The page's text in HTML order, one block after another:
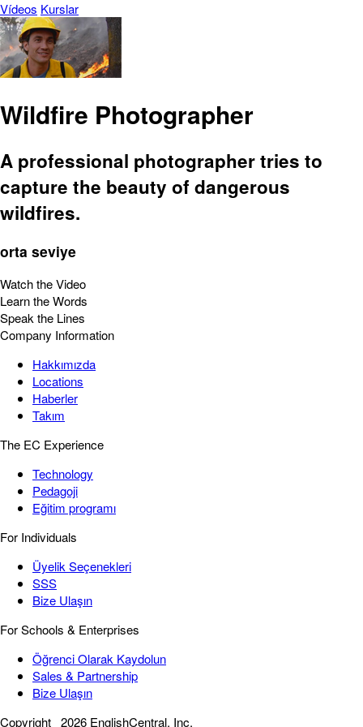
Vídeos Kurslar
Wildfire Photographer
A professional photographer tries to
capture the beauty of dangerous
wildfires.
orta seviye
Watch the Video
Learn the Words
Speak the Lines
Company Information
Hakkımızda
Locations
Haberler
Takım
The EC Experience
Technology
Pedagoji
Eğitim programı
For Individuals
Üyelik Seçenekleri
SSS
Bize Ulaşın
For Schools & Enterprises
Öğrenci Olarak Kaydolun
Sales & Partnership
Bize Ulaşın
Copyright 2026 EnglishCentral, Inc.